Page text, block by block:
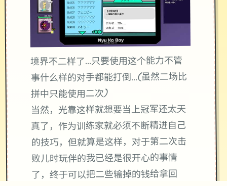
境界不二样了...只要使用这个能力不管
事什么样的对手都能打倒...(虽然二场比
拼中只能使用二次)
当然，光靠这样就想要当上冠军还太天
真了，作为训练家就必须不断精进自己
的技巧，但就算是这样，对于第二次击
败儿时玩伴的我已经是很开心的事情
了，终于可以把二些输掉的钱给拿回